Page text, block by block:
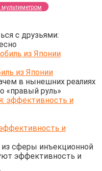
мультиметром
с друзьями:
из Японии
в нынешних реалиях
«правый руль»
и
из сферы инъекционной
эффективность и